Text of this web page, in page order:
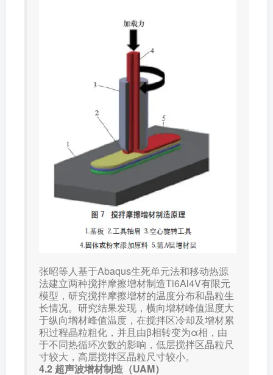
张昭等人基于Abaqus生死单元法和移动热源
法建立两种搅拌摩擦增材制造Ti6Al4V有限元
模型，研究搅拌摩擦增材的温度分布和晶粒生
长情况。研究结果发现，横向增材峰值温度大
于纵向增材峰值温度，在搅拌区冷却及增材累
积过程晶粒粗化，并且由β相转变为α相，由
于不同热循环次数的影响，低层搅拌区晶粒尺
寸较大，高层搅拌区晶粒尺寸较小。
4.2 超声波增材制造（UAM）